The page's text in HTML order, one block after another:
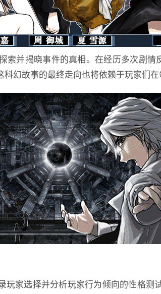
索并揭晓事件的真相。在经历多次剧情
幻故事的最终走向也将依赖于玩家们在
玩家选择并分析玩家行为倾向的性格测